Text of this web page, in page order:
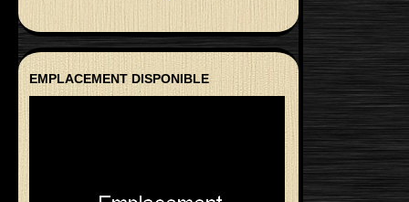
EMPLACEMENT DISPONIBLE